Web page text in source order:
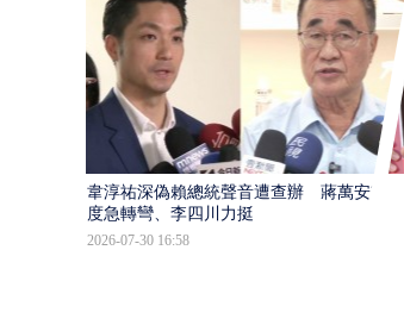
韋淳祐深偽賴總統聲音遭查辦 蔣萬安態
度急轉彎、李四川力挺
2026-07-30 16:58